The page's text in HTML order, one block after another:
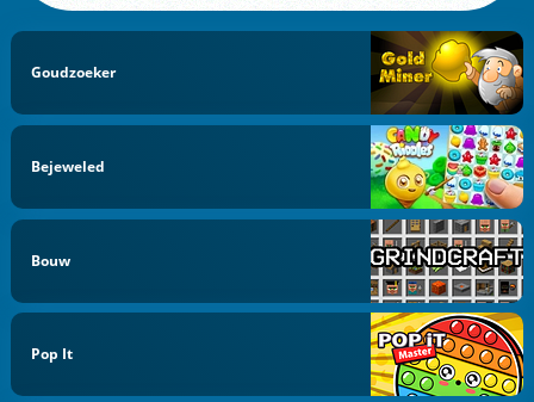
Goudzoeker
Bejeweled
Bouw
Pop It